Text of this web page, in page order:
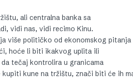
ali centralna banka sa
vidi nas, vidi recimo Kinu.
više političko od ekonomskog pitanja
hoće li biti ikakvog uplita ili
tečaj kontrolira u granicama
kupiti kune na tržištu, znači biti će ih